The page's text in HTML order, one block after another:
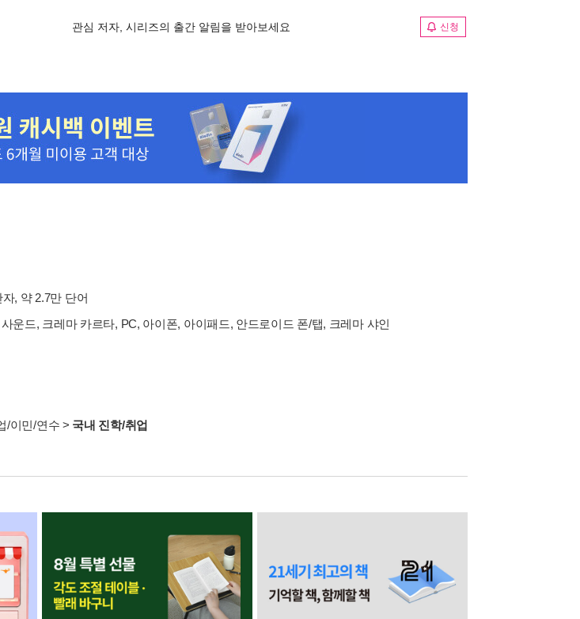
관심 저자, 시리즈의 출간 알림을 받아보세요 신청
, 약 2.7만 단어
운드, 크레마 카르타, PC, 아이폰, 아이패드, 안드로이드 폰/탭, 크레마 샤인
/이민/연수 > 국내 진학/취업